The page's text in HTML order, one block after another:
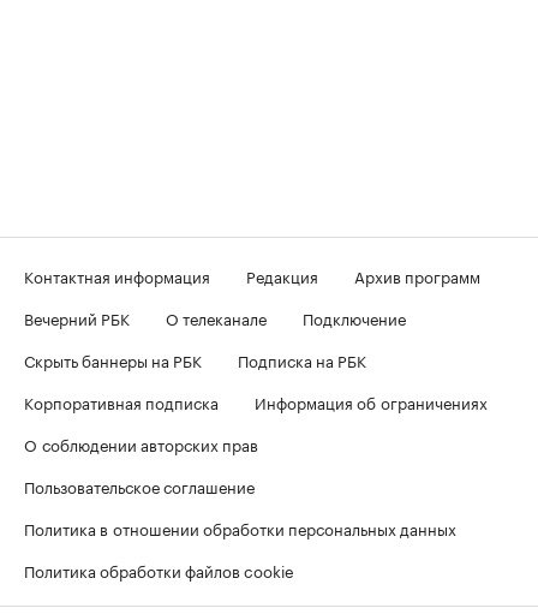
Контактная информация Редакция
Архив программ
Вечерний РБК
О телеканале
Подключение
Скрыть баннеры на РБК
Подписка на РБК
Корпоративная подписка
Информация об ограничениях
О соблюдении авторских прав
Пользовательское соглашение
Политика в отношении обработки персональных данных
Политика обработки файлов cookie